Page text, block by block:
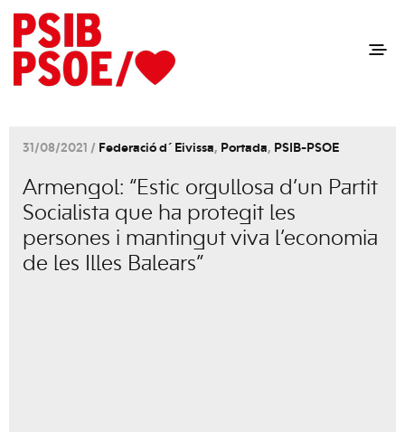
31/08/2021 / Federació d´Eivissa, Portada, PSIB-PSOE
Armengol: “Estic orgullosa d’un Partit
Socialista que ha protegit les
persones i mantingut viva l’economia
de les Illes Balears”